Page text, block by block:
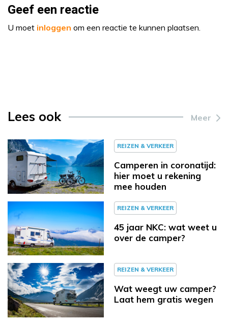
Geef een reactie
U moet inloggen om een reactie te kunnen plaatsen.
Lees ook Meer
REIZEN & VERKEER
Camperen in coronatijd:
hier moet u rekening
mee houden
REIZEN & VERKEER
45 jaar NKC: wat weet u
over de camper?
REIZEN & VERKEER
Wat weegt uw camper?
Laat hem gratis wegen